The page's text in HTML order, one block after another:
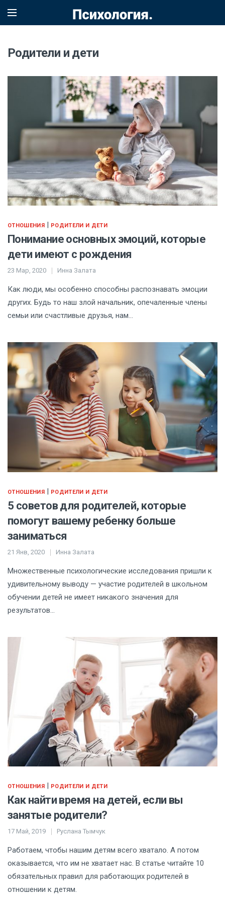
Родители и дети
ОТНОШЕНИЯ РОДИТЕЛИ И ДЕТИ
Понимание основных эмоций, которые
дети имеют с рождения
23 Мар, 2020 Инна Залата
Как люди, мы особенно способны распознавать эмоции
других. Будь то наш злой начальник, опечаленные члены
семьи или счастливые друзья, нам…
ОТНОШЕНИЯ | РОДИТЕЛИ И ДЕТИ
5 советов для родителей, которые
помогут вашему ребенку больше
заниматься
21 Янв, 2020 Инна Залата
Множественные психологические исследования пришли к
удивительному выводу — участие родителей в школьном
обучении детей не имеет никакого значения для
результатов…
ОТНОШЕНИЯ | РОДИТЕЛИ И ДЕТИ
Как найти время на детей, если вы
занятые родители?
17 Май, 2019 Руслана Тымчук
Работаем, чтобы нашим детям всего хватало. А потом
оказывается, что им не хватает нас. В статье читайте 10
обязательных правил для работающих родителей в
отношении к детям.